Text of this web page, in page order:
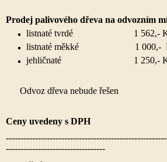
Prodej palivového dřeva na odvozním
listnaté tvrdé 1 562,-
listnaté měkké 1 000,-
jehličnaté 1 250,-
Odvoz dřeva nebude řešen
Ceny uvedeny s DPH
----------------------------------